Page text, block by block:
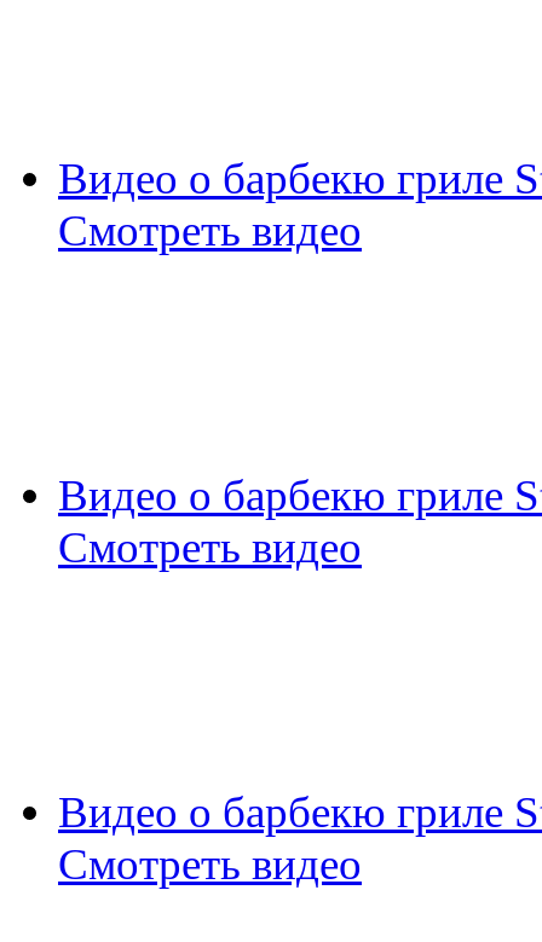
Видео о барбекю гриле
Смотреть видео
Видео о барбекю гриле
Смотреть видео
Видео о барбекю гриле
Смотреть видео